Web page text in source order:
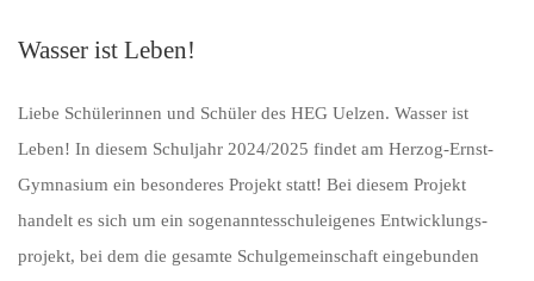
Wasser ist Leben!
Liebe Schülerinnen und Schüler des HEG Uelzen. Wasser ist
Leben! In diesem Schuljahr 2024/2025 findet am Herzog-Ernst-
Gymnasium ein besonderes Projekt statt! Bei diesem Projekt
handelt es sich um ein sogenanntesschuleigenes Entwicklungs­
projekt, bei dem die gesamte Schulgemeinschaft eingebunden